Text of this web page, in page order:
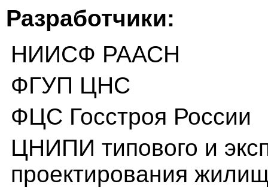
Разработчики:
НИИСФ РААСН
ФГУП ЦНС
ФЦС Госстроя России
ЦНИПИ типового и
проектирования